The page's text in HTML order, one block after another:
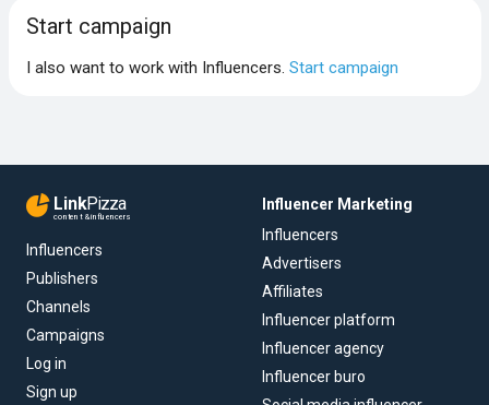
Start campaign
I also want to work with Influencers. Start campaign
LinkPizza
content & influencers
Influencers
Publishers
Channels
Campaigns
Log in
Sign up
Influencer Marketing
Influencers
Advertisers
Affiliates
Influencer platform
Influencer agency
Influencer buro